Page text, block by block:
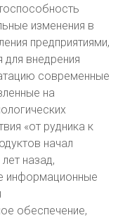
изменения в
предприятиями,
внедрения
современные
на
«от рудника к
начал
назад,
информационные
обеспечение,